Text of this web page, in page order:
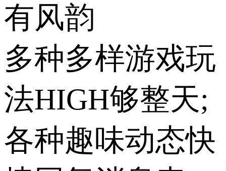
有风韵
多种多样游戏玩
法HIGH够整天;
各种趣味动态快